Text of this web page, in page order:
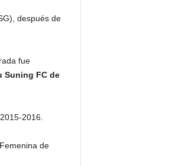
después de
fue
Suning FC de
2016.
de